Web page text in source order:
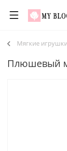
Мягкие игрушки
Плюшевый